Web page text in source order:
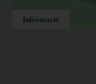
Informació